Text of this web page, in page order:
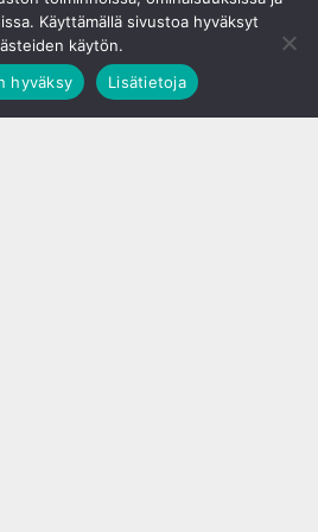
Käyttämällä sivustoa hyväksyt
käytön.
hyväksy Lisätietoja